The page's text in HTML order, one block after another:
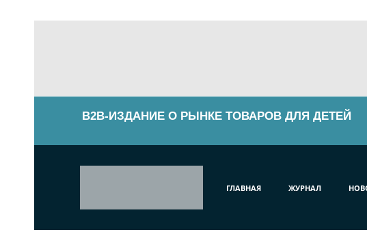
B2B-ИЗДАНИЕ О РЫНКЕ ТОВАРОВ ДЛЯ ДЕТЕЙ
ГЛАВНАЯ ЖУРНАЛ